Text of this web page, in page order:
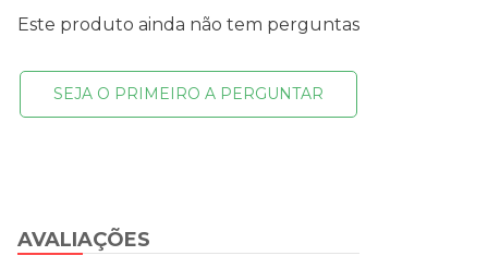
AVALIAÇÕES
Este produto ainda não tem perguntas
SEJA O PRIMEIRO A PERGUNTAR